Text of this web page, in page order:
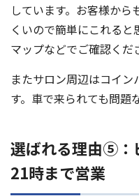
しています。お客様から
くいので簡単にこれる
マップなどでご確認くだ
またサロン周辺はコイ
す。車で来られても問題
選ばれる理由⑤：
21時まで営業